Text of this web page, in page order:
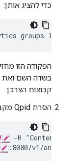
כדי להציג אותן:
groups list --
בשדה השם ואת
קבוצות הצרכן.
הסרת Qpid מקבוצת הצרכנים:
-H "Content-
:8080/v1/